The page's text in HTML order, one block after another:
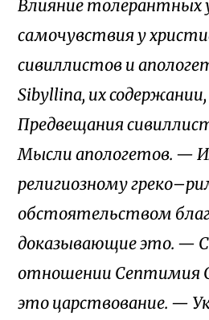
Влияние толерантных
самочувствия у
сивиллистов и
Sibyllina, их
Предвещания
Мысли апологетов. —
религиозному
обстоятельством
доказывающие это. —
отношении Септимия
это царствование. —